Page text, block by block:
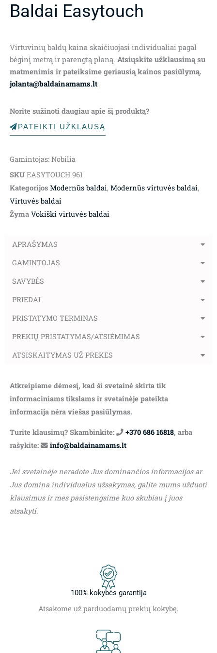
Baldai Easytouch
Virtuvinių baldų kaina skaičiuojasi individualiai pagal
bėginį metrą ir parengtą planą. Atsiųskite užklausimą su
matmenimis ir pateiksime geriausią kainos pasiūlymą.
jolanta@baldainamams.lt
Norite sužinoti daugiau apie šį produktą?
PATEIKTI UŽKLAUSĄ
Gamintojas: Nobilia
SKU EASYTOUCH 961
Kategorijos Modernūs baldai, Modernūs virtuvės baldai,
Virtuvės baldai
Žyma Vokiški virtuvės baldai
APRAŠYMAS
GAMINTOJAS
SAVYBĖS
PRIEDAI
PRISTATYMO TERMINAS
PREKIŲ PRISTATYMAS/ATSIĖMIMAS
ATSISKAITYMAS UŽ PREKES
Atkreipiame dėmesį, kad ši svetainė skirta tik
informaciniams tikslams ir svetainėje pateikta
informacija nėra viešas pasiūlymas.
Turite klausimų? Skambinkite: +370 686 16818, arba
rašykite:
info@baldainamams.lt
Jei svetainėje neradote Jus dominančios informacijos ar
Jus domina individualus užsakymas, galite mums užduoti
klausimus ir mes pasistengsime kuo skubiau į juos
atsakyti.
100% kokybės garantija
Atsakome už parduodamų prekių kokybę.